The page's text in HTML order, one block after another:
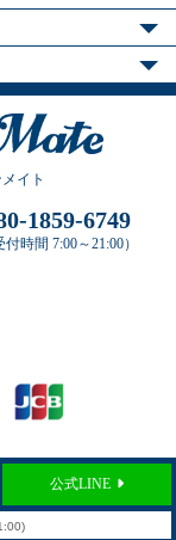
イト
1859-6749
付時間 7:00～21:00）
公式LINE